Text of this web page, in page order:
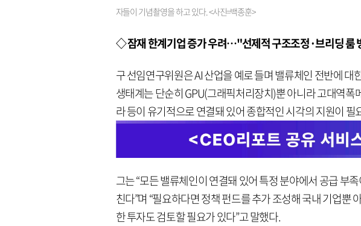
자들이 기념촬영을 하고 있다. <사진=백종훈>
◇ 잠재 한계기업 증가 우려…"선제적 구조조정·브리딩 룸
구 선임연구위원은 AI 산업을 예로 들며 밸류체인 전반에 대
생태계는 단순히 GPU(그래픽처리장치)뿐 아니라 고대역폭
라 등이 유기적으로 연결돼 있어 종합적인 시각의 지원이 필
그는 “모든 밸류체인이 연결돼 있어 특정 분야에서 공급 부
친다”며 “필요하다면 정책 펀드를 추가 조성해 국내 기업뿐
한 투자도 검토할 필요가 있다”고 말했다.